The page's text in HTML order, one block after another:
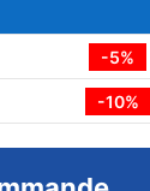
-5%
-10%